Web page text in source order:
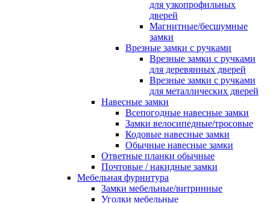
для узкопрофильных
дверей
Магнитные/бесшумные
замки
Врезные замки с ручками
Врезные замки с ручками
для деревянных дверей
Врезные замки с ручками
для металлических дверей
Навесные замки
Всепогодные навесные замки
Замки велосипедные/тросовые
Кодовые навесные замки
Обычные навесные замки
Ответные планки обычные
Почтовые / накидные замки
Мебельная фурнитура
Замки мебельные/витринные
Уголки мебельные